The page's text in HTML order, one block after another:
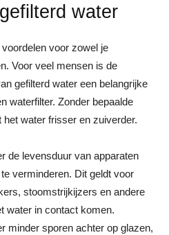
water
voor zowel je
Voor veel mensen is de
gefilterd water een belangrijke
waterfilter. Zonder bepaalde
water frisser en zuiverder.
de levensduur van apparaten
verminderen. Dit geldt voor
stoomstrijkijzers en andere
water in contact komen.
minder sporen achter op glazen,